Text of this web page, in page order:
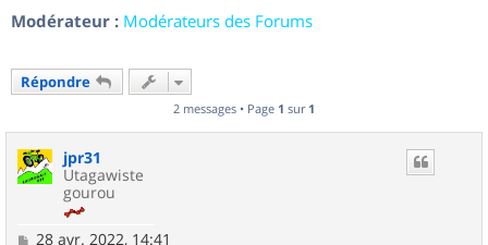
Modérateur : Modérateurs des Forums
Répondre
2 messages • Page 1 sur 1
jpr31
Utagawiste
gourou
M
28 avr. 2022, 14:41